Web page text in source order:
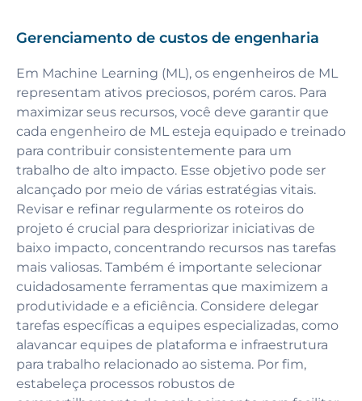
Gerenciamento de custos de engenharia
Em Machine Learning (ML), os engenheiros de ML
representam ativos preciosos, porém caros. Para
maximizar seus recursos, você deve garantir que
cada engenheiro de ML esteja equipado e treinado
para contribuir consistentemente para um
trabalho de alto impacto. Esse objetivo pode ser
alcançado por meio de várias estratégias vitais.
Revisar e refinar regularmente os roteiros do
projeto é crucial para despriorizar iniciativas de
baixo impacto, concentrando recursos nas tarefas
mais valiosas. Também é importante selecionar
cuidadosamente ferramentas que maximizem a
produtividade e a eficiência. Considere delegar
tarefas específicas a equipes especializadas, como
alavancar equipes de plataforma e infraestrutura
para trabalho relacionado ao sistema. Por fim,
estabeleça processos robustos de